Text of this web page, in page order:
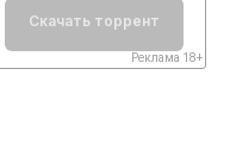
Скачать торрент
Реклама 18+